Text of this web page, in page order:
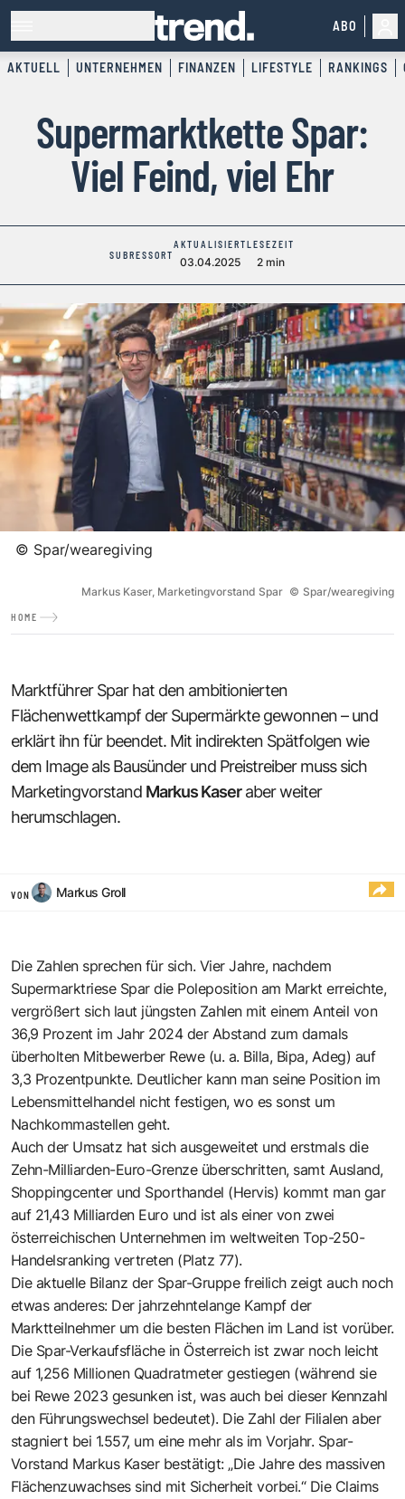
ABO
AKTUELL UNTERNEHMEN FINANZEN LIFESTYLE RANKINGS
Supermarktkette Spar:
Viel Feind, viel Ehr
SUBRESSORT
AKTUALISIERT
03.04.2025
LESEZEIT
2 min
© Spar/wearegiving
Markus Kaser, Marketingvorstand Spar © Spar/wearegiving
HOME
Marktführer Spar hat den ambitionierten
Flächenwettkampf der Supermärkte gewonnen – und
erklärt ihn für beendet. Mit indirekten Spätfolgen wie
dem Image als Bausünder und Preistreiber muss sich
Marketingvorstand Markus Kaseraber weiter
herumschlagen.
VON Markus Groll
Die Zahlen sprechen für sich. Vier Jahre, nachdem
Supermarktriese Spar die Poleposition am Markt erreichte,
vergrößert sich laut jüngsten Zahlen mit einem Anteil von
36,9 Prozent im Jahr 2024 der Abstand zum damals
überholten Mitbewerber Rewe (u. a. Billa, Bipa, Adeg) auf
3,3 Prozentpunkte. Deutlicher kann man seine Position im
Lebensmittelhandel nicht festigen, wo es sonst um
Nachkommastellen geht.
Auch der Umsatz hat sich ausgeweitet und erstmals die
Zehn-Milliarden-Euro-Grenze überschritten, samt Ausland,
Shoppingcenter und Sporthandel (Hervis) kommt man gar
auf 21,43 Milliarden Euro und ist als einer von zwei
österreichischen Unternehmen im weltweiten Top-250-
Handelsranking vertreten (Platz 77).
Die aktuelle Bilanz der Spar-Gruppe freilich zeigt auch noch
etwas anderes: Der jahrzehntelange Kampf der
Marktteilnehmer um die besten Flächen im Land ist vorüber.
Die Spar-Verkaufsfläche in Österreich ist zwar noch leicht
auf 1,256 Millionen Quadratmeter gestiegen (während sie
bei Rewe 2023 gesunken ist, was auch bei dieser Kennzahl
den Führungswechsel bedeutet). Die Zahl der Filialen aber
stagniert bei 1.557, um eine mehr als im Vorjahr. Spar-
Vorstand Markus Kaser bestätigt: „Die Jahre des massiven
Flächenzuwachses sind mit Sicherheit vorbei.“ Die Claims